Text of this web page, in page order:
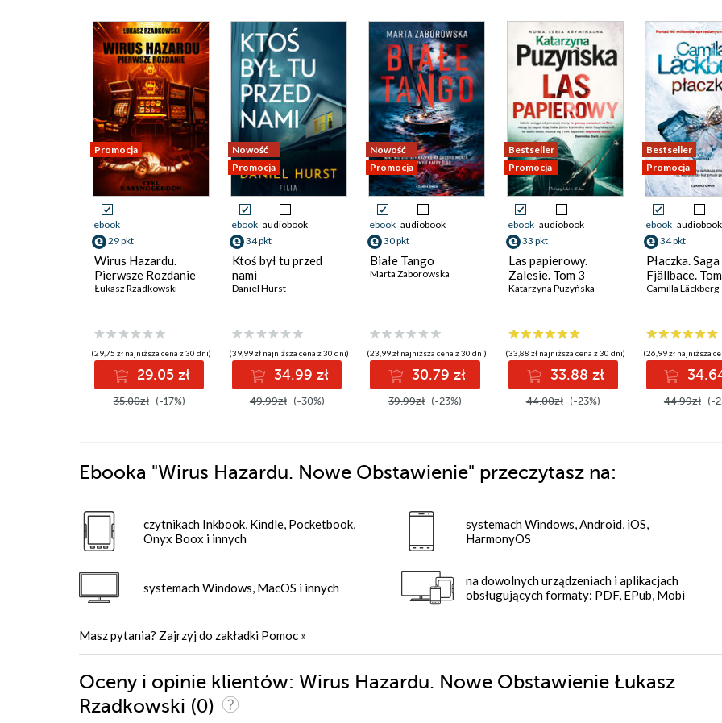
Promocja
ebook
29 pkt
Wirus Hazardu.
Pierwsze Rozdanie
Łukasz Rzadkowski
(29,75 zł najniższa cena z 30 dni)
29.05 zł
35.00zł (-17%)
Nowość
Promocja
ebook audiobook
34 pkt
Ktoś był tu przed
nami
Daniel Hurst
(39,99 zł najniższa cena z 30 dni)
34.99 zł
49.99zł (-30%)
Nowość
Promocja
ebook audiobook
30 pkt
Białe Tango
Marta Zaborowska
(23,99 zł najniższa cena z 30 dni)
30.79 zł
39.99zł (-23%)
Bestseller
Promocja
ebook audiobook
33 pkt
Las papierowy.
Zalesie. Tom 3
Katarzyna Puzyńska
(33,88 zł najniższa cena z 30 dni)
33.88 zł
44.00zł (-23%)
Bestseller
Promocja
ebook audiobook
34 pkt
Płaczka. Saga
Fjällbace.
Camilla Läckberg
(26,99 zł najniższa
44.99zł (-
Ebooka "Wirus Hazardu. Nowe Obstawienie" przeczytasz na:
czytnikach Inkbook, Kindle, Pocketbook,
Onyx Boox i innych
systemach Windows, MacOS i innych
systemach Windows, Android, iOS,
HarmonyOS
na dowolnych urządzeniach i aplikacjach
obsługujących formaty: PDF, EPub, Mobi
Masz pytania? Zajrzyj do zakładki Pomoc »
Oceny i opinie klientów: Wirus Hazardu. Nowe Obstawienie Łukasz
Rzadkowski (0)